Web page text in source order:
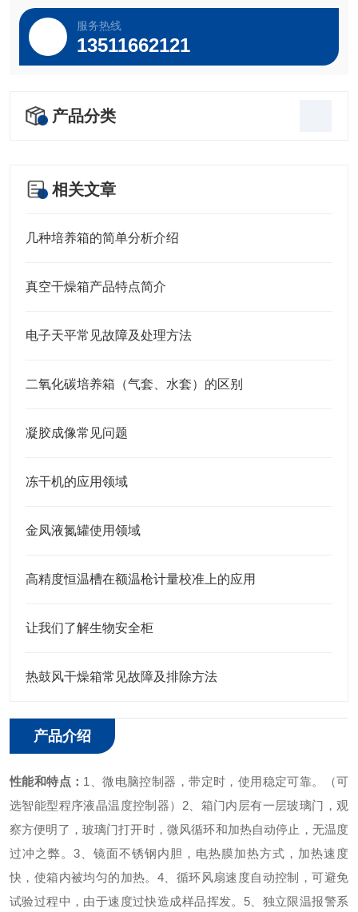
服务热线
13511662121
产品分类
相关文章
几种培养箱的简单分析介绍
真空干燥箱产品特点简介
电子天平常见故障及处理方法
二氧化碳培养箱（气套、水套）的区别
凝胶成像常见问题
冻干机的应用领域
金凤液氮罐使用领域
高精度恒温槽在额温枪计量校准上的应用
让我们了解生物安全柜
热鼓风干燥箱常见故障及排除方法
产品介绍
性能和特点： 1、微电脑控制器，带定时，使用稳定可靠。（可
选智能型程序液晶温度控制器） 2、箱门内层有一层玻璃门，观
察方便明了，玻璃门打开时，微风循环和加热自动停止，无温度
过冲之弊。 3、镜面不锈钢内胆，电热膜加热方式，加热速度
快，使箱内被均匀的加热。 4、循环风扇速度自动控制，可避免
试验过程中，由于速度过快造成样品挥发。 5、独立限温报警系